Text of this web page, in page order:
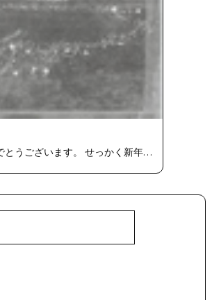
とうございます。 せっかく新年…